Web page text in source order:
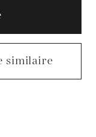
similaire